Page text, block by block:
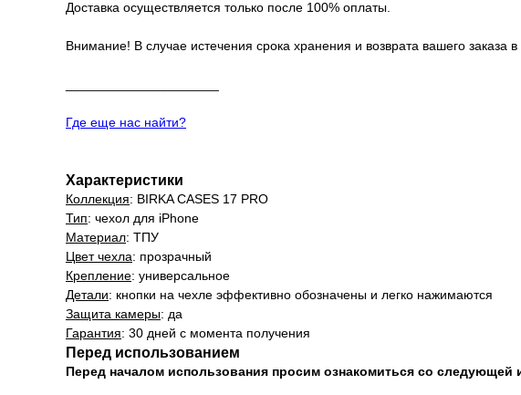
Доставка осуществляется только после 100% оплаты.
Внимание! В случае истечения срока хранения и возврата вашего заказа
Где еще нас найти?
Характеристики
Коллекция: BIRKA CASES 17 PRO
Тип: чехол для iPhone
Материал: ТПУ
Цвет чехла: прозрачный
Крепление: универсальное
Детали: кнопки на чехле эффективно обозначены и легко нажимаются
Защита камеры: да
Гарантия: 30 дней с момента получения
Перед использованием
Перед началом использования просим ознакомиться со следующей